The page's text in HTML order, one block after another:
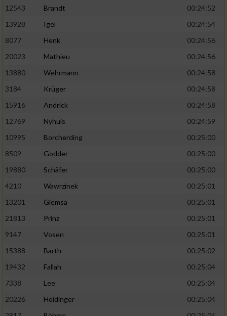
12543
Brandt
00:24:52
13928
Igel
00:24:54
8077
Henk
00:24:56
20023
Mathieu
00:24:56
13880
Wehrmann
00:24:58
3184
Krüger
00:24:58
15916
Andrick
00:24:58
12769
Nyhuis
00:24:59
10995
Borcherding
00:25:00
8509
Godder
00:25:00
19880
Schäfer
00:25:00
4210
Wawrzinek
00:25:01
13201
Giemsa
00:25:01
21813
Prinz
00:25:01
9147
Vosen
00:25:01
15388
Barth
00:25:02
19432
Fallah
00:25:04
7338
Lee
00:25:04
20226
Heidinger
00:25:04